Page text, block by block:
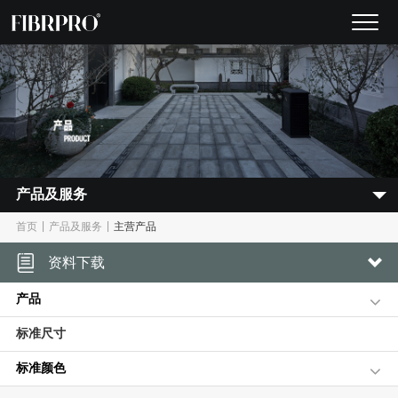
产品及服务
首页 产品及服务 主营产品
资料下载
产品
标准尺寸
标准颜色